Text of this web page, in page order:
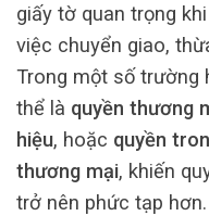
giấy tờ quan trọng
việc chuyển giao,
Trong một số trường
thể là quyền thương
hiệu, hoặc quyền
thương mại, khiến
trở nên phức tạp